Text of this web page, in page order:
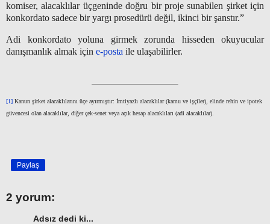
komiser, alacaklılar üçgeninde doğru bir proje sunabilen şirket için
konkordato sadece bir yargı prosedürü değil, ikinci bir şanstır.”
Adi konkordato yoluna girmek zorunda hisseden okuyucular
danışmanlık almak için e-posta ile ulaşabilirler.
[1] Kanun şirket alacaklılarını üçe ayırmıştır: İmtiyazlı alacaklılar (kamu ve işçiler), elinde rehin ve ipotek
güvencesi olan alacaklılar, diğer çek-senet veya açık hesap alacaklıları (adi alacaklılar).
Paylaş
2 yorum:
Adsız dedi ki...